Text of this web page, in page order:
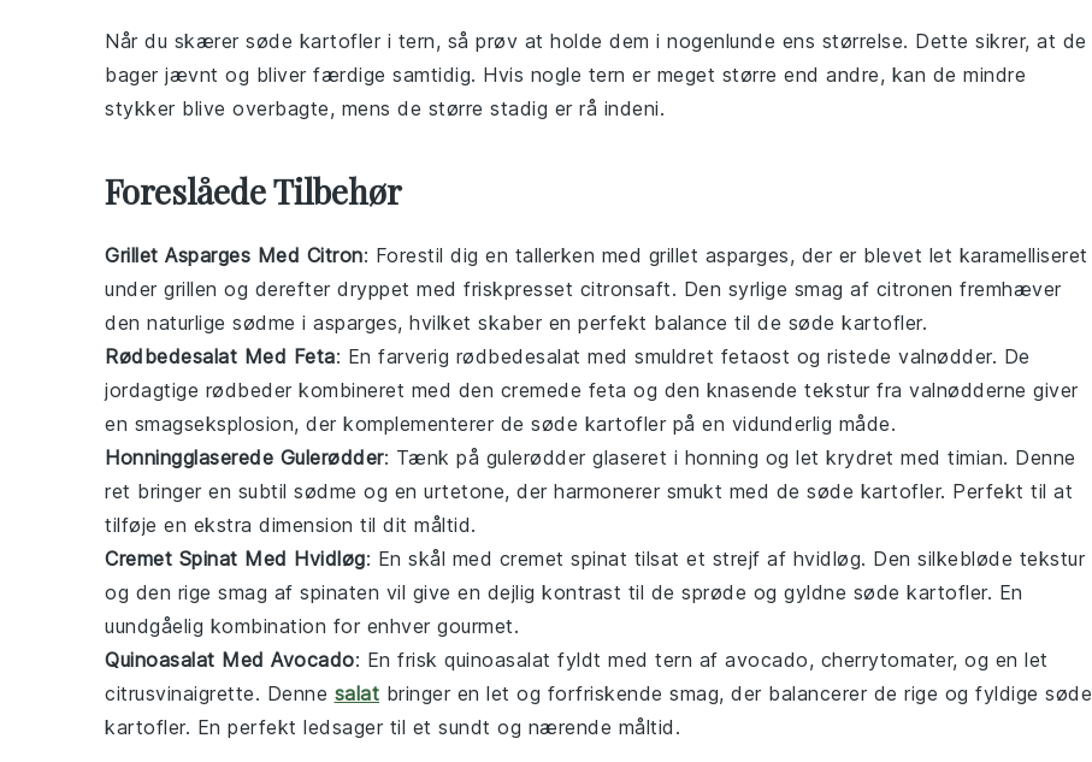
Når du skærer søde kartofler i tern, så prøv at holde dem i nogenlunde ens størrelse. Dette sikrer, at de
bager jævnt og bliver færdige samtidig. Hvis nogle tern er meget større end andre, kan de mindre
stykker blive overbagte, mens de større stadig er rå indeni.
Foreslåede Tilbehør
Grillet Asparges Med Citron: Forestil dig en tallerken med grillet asparges, der er blevet let karamelliseret
under grillen og derefter dryppet med friskpresset citronsaft. Den syrlige smag af citronen fremhæver
den naturlige sødme i asparges, hvilket skaber en perfekt balance til de søde kartofler.
Rødbedesalat Med Feta: En farverig rødbedesalat med smuldret fetaost og ristede valnødder. De
jordagtige rødbeder kombineret med den cremede feta og den knasende tekstur fra valnødderne giver
en smagseksplosion, der komplementerer de søde kartofler på en vidunderlig måde.
Honningglaserede Gulerødder: Tænk på gulerødder glaseret i honning og let krydret med timian. Denne
ret bringer en subtil sødme og en urtetone, der harmonerer smukt med de søde kartofler. Perfekt til at
tilføje en ekstra dimension til dit måltid.
Cremet Spinat Med Hvidløg: En skål med cremet spinat tilsat et strejf af hvidløg. Den silkebløde tekstur
og den rige smag af spinaten vil give en dejlig kontrast til de sprøde og gyldne søde kartofler. En
uundgåelig kombination for enhver gourmet.
Quinoasalat Med Avocado: En frisk quinoasalat fyldt med tern af avocado, cherrytomater, og en let
citrusvinaigrette. Denne salat bringer en let og forfriskende smag, der balancerer de rige og fyldige søde
kartofler. En perfekt ledsager til et sundt og nærende måltid.